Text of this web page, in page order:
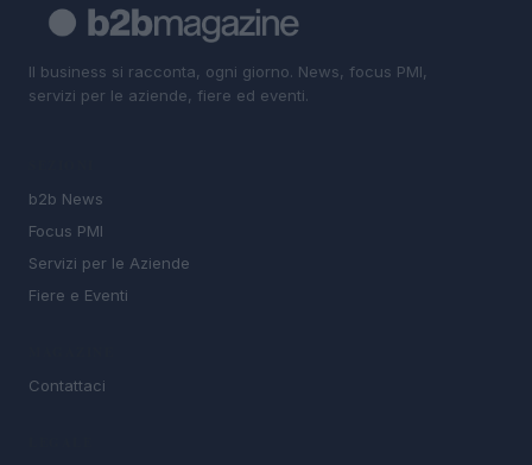
Il business si racconta, ogni giorno. News, focus PMI,
servizi per le aziende, fiere ed eventi.
b2b News
Focus PMI
Servizi per le Aziende
Fiere e Eventi
Contattaci